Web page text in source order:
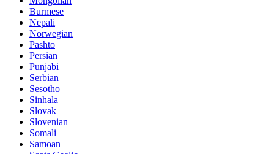
Burmese
Nepali
Norwegian
Pashto
Persian
Punjabi
Serbian
Sesotho
Sinhala
Slovak
Slovenian
Somali
Samoan